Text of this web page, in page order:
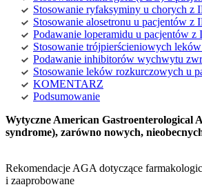
Stosowanie ryfaksyminy u chorych z
Stosowanie alosetronu u pacjentów z
Podawanie loperamidu u pacjentów z
Stosowanie trójpierścieniowych
Podawanie inhibitorów wychwytu
Stosowanie leków rozkurczowych u
KOMENTARZ
Podsumowanie
Wytyczne American Gastroenterological
syndrome), zarówno nowych,
Rekomendacje AGA dotyczące
i zaaprobowane